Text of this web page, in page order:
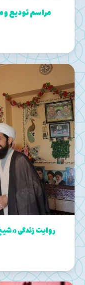
مراسم تودیع و
روایت زندگی